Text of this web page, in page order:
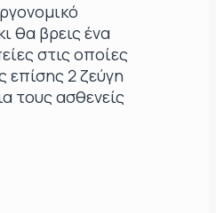
θα βρεις ένα
στις οποίες
επίσης 2 ζεύγη
τους ασθενείς